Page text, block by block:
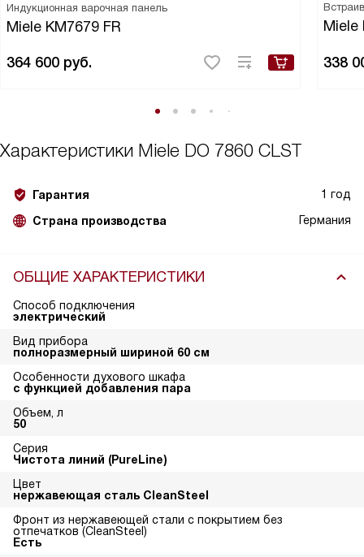
Индукционная варочная панель
Miele KM7679 FR
364 600 руб.
Miele
338
Характеристики Miele DO 7860 CLST
Гарантия 1 год
Страна производства Германия
ОБЩИЕ ХАРАКТЕРИСТИКИ
Способ подключения
электрический
Вид прибора
полноразмерный шириной 60 см
Особенности духового шкафа
с функцией добавления пара
Объем, л
50
Серия
Чистота линий (PureLine)
Цвет
нержавеющая сталь CleanSteel
Фронт из нержавеющей стали с покрытием без
отпечатков (CleanSteel)
Есть